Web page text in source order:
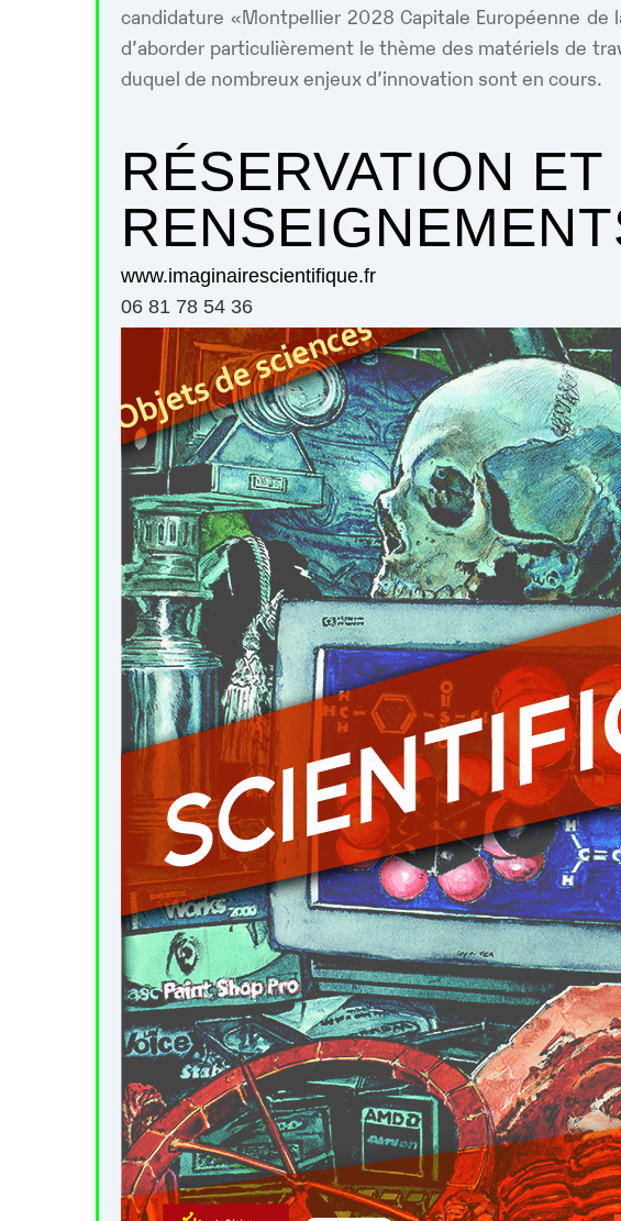
candidature «Montpellier 2028 Capitale Européenne de
d’aborder particulièrement le thème des matériels de
duquel de nombreux enjeux d’innovation sont en cours.
RÉSERVATION ET
www.imaginairescientifique.fr
06 81 78 54 36